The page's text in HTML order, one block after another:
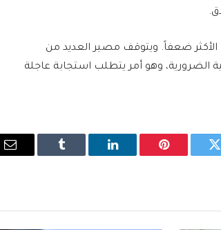
الأكثر ضعفاً. ويتوقف مصير العديد من
الضرورية، وهو أمر يتطلب استجابة عاجلة
تويتر بينتيريستلينكدإن Tumblr